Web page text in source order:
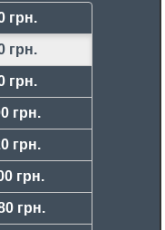
грн.
грн.
грн.
грн.
грн.
грн.
грн.